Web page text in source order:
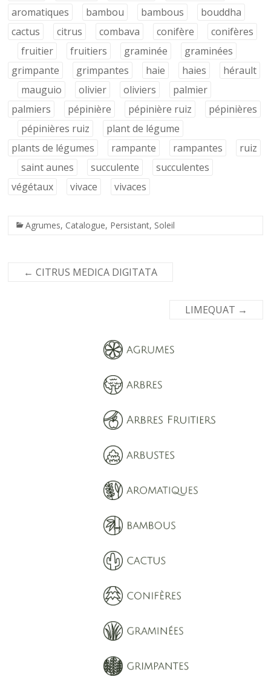
aromatiques
bambou bambous
bouddha
cactus
citrus combava conifère
conifères
fruitier
fruitiers graminée
graminées
grimpante
grimpantes haie haies
hérault
mauguio
olivier oliviers
palmier
palmiers
pépinière pépinière ruiz
pépinières
pépinières ruiz
plant de légume
plants de légumes
rampante rampantes
ruiz
saint aunes
succulente
succulentes
végétaux
vivace vivaces
Agrumes, Catalogue, Persistant, Soleil
← CITRUS MEDICA DIGITATA
LIMEQUAT →